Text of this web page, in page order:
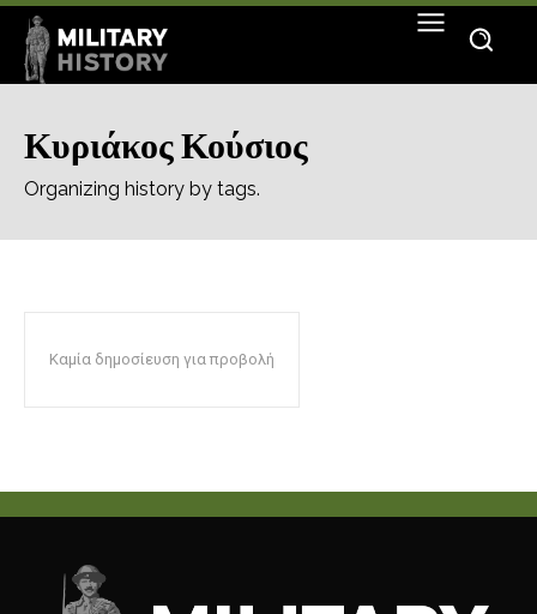
Κυριάκος Κούσιος
Organizing history by tags.
Καμία δημοσίευση για προβολή